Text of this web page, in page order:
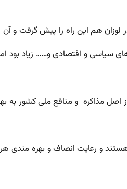
لوزان هم این راه را پیش گرفت و
و اقتصادی و…… زیاد بود
و رعایت انصاف و بهره مندی